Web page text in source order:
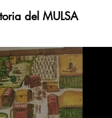
del MULSA